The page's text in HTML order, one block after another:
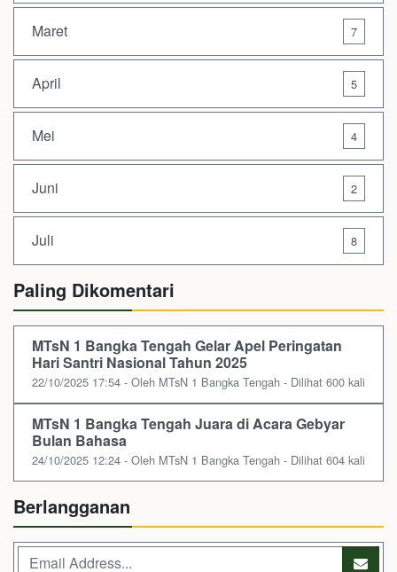
Maret 7
April 5
Mei 4
Juni 2
Juli 8
Paling Dikomentari
MTsN 1 Bangka Tengah Gelar Apel Peringatan
Hari Santri Nasional Tahun 2025
22/10/2025 17:54 - Oleh MTsN 1 Bangka Tengah - Dilihat 600 kali
MTsN 1 Bangka Tengah Juara di Acara Gebyar
Bulan Bahasa
24/10/2025 12:24 - Oleh MTsN 1 Bangka Tengah - Dilihat 604 kali
Berlangganan